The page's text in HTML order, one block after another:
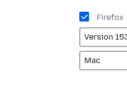
Firefox